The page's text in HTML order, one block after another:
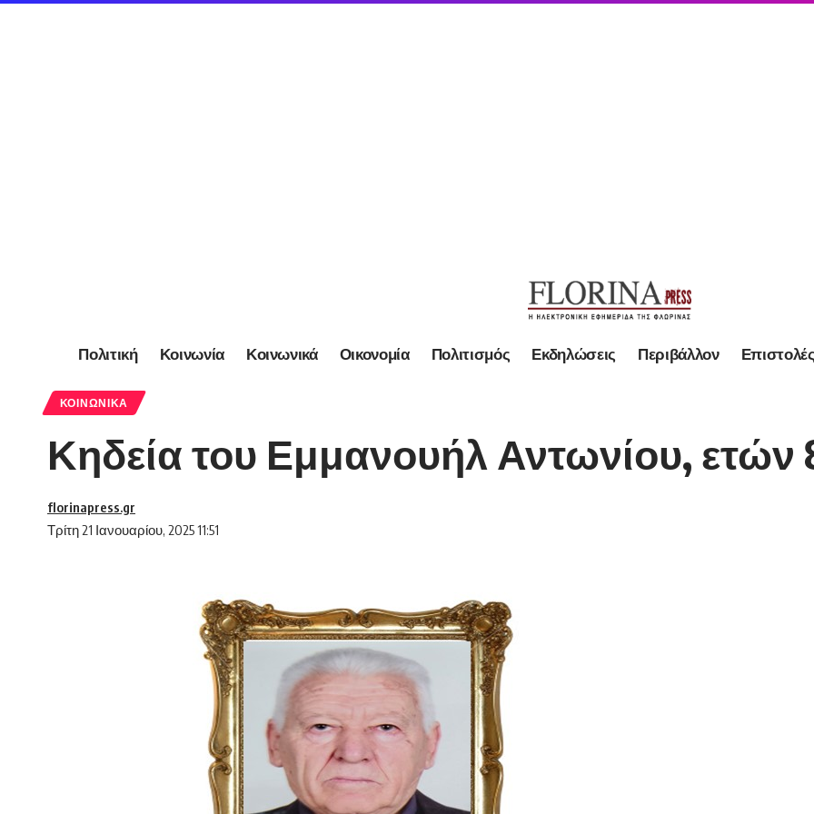
Πολιτική Κοινωνία Κοινωνικά Οικονομία Πολιτισμός Εκδηλώσεις Περιβάλλον
ΚΟΙΝΩΝΙΚΆ
Κηδεία του Εμμανουήλ Αντωνίου, ετών
Τρίτη 21 Ιανουαρίου, 2025 11:51
florinapress.gr